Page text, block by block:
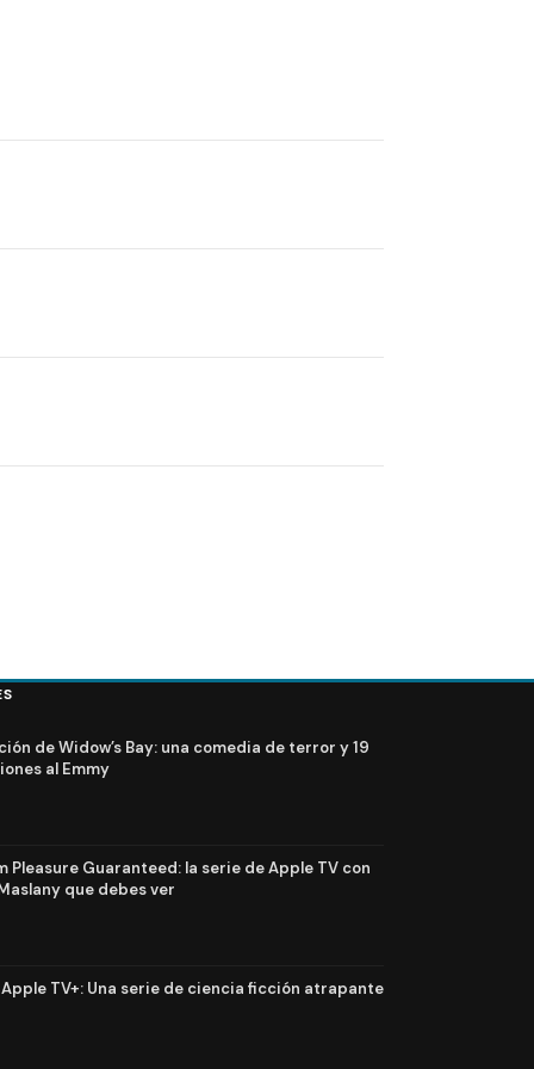
de Widow’s Bay: una comedia de terror y 19
al Emmy
Pleasure Guaranteed: la serie de Apple TV con
que debes ver
Apple TV+: Una serie de ciencia ficción atrapante